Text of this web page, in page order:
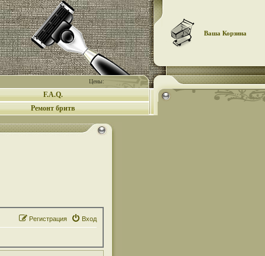
Цены:
Ваша Корзина
F.A.Q.
Ремонт бритв
Вход
Регистрация